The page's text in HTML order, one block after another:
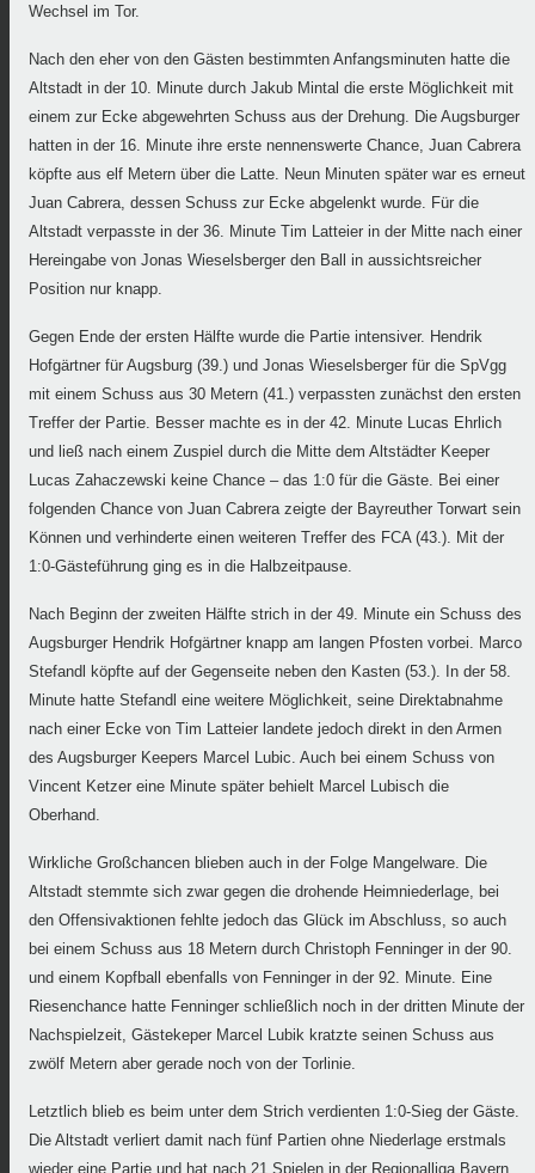
Wechsel im Tor.
Nach den eher von den Gästen bestimmten Anfangsminuten hatte die
Altstadt in der 10. Minute durch Jakub Mintal die erste Möglichkeit mit
einem zur Ecke abgewehrten Schuss aus der Drehung. Die Augsburger
hatten in der 16. Minute ihre erste nennenswerte Chance, Juan Cabrera
köpfte aus elf Metern über die Latte. Neun Minuten später war es erneut
Juan Cabrera, dessen Schuss zur Ecke abgelenkt wurde. Für die
Altstadt verpasste in der 36. Minute Tim Latteier in der Mitte nach einer
Hereingabe von Jonas Wieselsberger den Ball in aussichtsreicher
Position nur knapp.
Gegen Ende der ersten Hälfte wurde die Partie intensiver. Hendrik
Hofgärtner für Augsburg (39.) und Jonas Wieselsberger für die SpVgg
mit einem Schuss aus 30 Metern (41.) verpassten zunächst den ersten
Treffer der Partie. Besser machte es in der 42. Minute Lucas Ehrlich
und ließ nach einem Zuspiel durch die Mitte dem Altstädter Keeper
Lucas Zahaczewski keine Chance – das 1:0 für die Gäste. Bei einer
folgenden Chance von Juan Cabrera zeigte der Bayreuther Torwart sein
Können und verhinderte einen weiteren Treffer des FCA (43.). Mit der
1:0-Gästeführung ging es in die Halbzeitpause.
Nach Beginn der zweiten Hälfte strich in der 49. Minute ein Schuss des
Augsburger Hendrik Hofgärtner knapp am langen Pfosten vorbei. Marco
Stefandl köpfte auf der Gegenseite neben den Kasten (53.). In der 58.
Minute hatte Stefandl eine weitere Möglichkeit, seine Direktabnahme
nach einer Ecke von Tim Latteier landete jedoch direkt in den Armen
des Augsburger Keepers Marcel Lubic. Auch bei einem Schuss von
Vincent Ketzer eine Minute später behielt Marcel Lubisch die
Oberhand.
Wirkliche Großchancen blieben auch in der Folge Mangelware. Die
Altstadt stemmte sich zwar gegen die drohende Heimniederlage, bei
den Offensivaktionen fehlte jedoch das Glück im Abschluss, so auch
bei einem Schuss aus 18 Metern durch Christoph Fenninger in der 90.
und einem Kopfball ebenfalls von Fenninger in der 92. Minute. Eine
Riesenchance hatte Fenninger schließlich noch in der dritten Minute der
Nachspielzeit, Gästekeper Marcel Lubik kratzte seinen Schuss aus
zwölf Metern aber gerade noch von der Torlinie.
Letztlich blieb es beim unter dem Strich verdienten 1:0-Sieg der Gäste.
Die Altstadt verliert damit nach fünf Partien ohne Niederlage erstmals
wieder eine Partie und hat nach 21 Spielen in der Regionalliga Bayern